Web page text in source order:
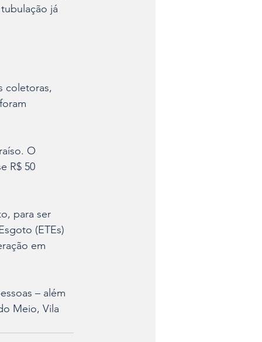
já
coletoras,
O
R$ 50
para ser
(ETEs)
em
– além
Meio, Vila